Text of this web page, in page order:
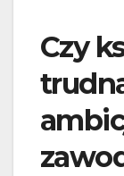
Czy